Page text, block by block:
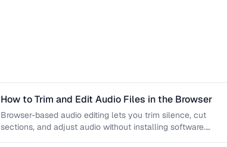
How to Trim and Edit Audio Files in the Browser
Browser-based audio editing lets you trim silence, cut
sections, and adjust audio without installing software.